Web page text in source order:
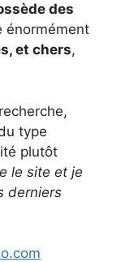
des
énormément
et chers,
type
plutôt
le site et je
derniers